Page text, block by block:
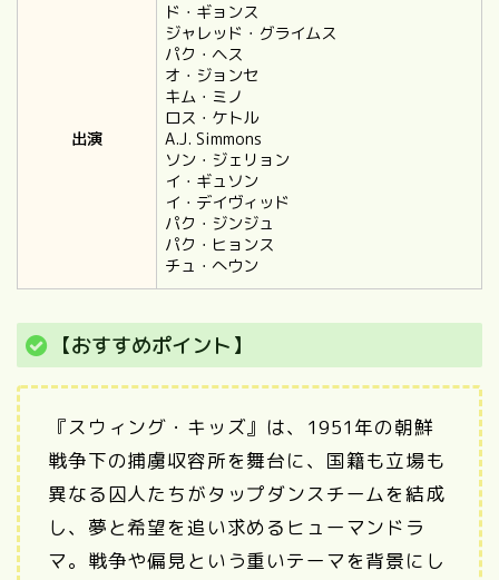
出演
ド・ギョンス
ジャレッド・グライムス
パク・ヘス
オ・ジョンセ
キム・ミノ
ロス・ケトル
A.J. Simmons
ソン・ジェリョン
イ・ギュソン
イ・デイヴィッド
パク・ジンジュ
パク・ヒョンス
チュ・へウン
【おすすめポイント】
『スウィング・キッズ』は、1951年の朝鮮
戦争下の捕虜収容所を舞台に、国籍も立場も
異なる囚人たちがタップダンスチームを結成
し、夢と希望を追い求めるヒューマンドラ
マ。戦争や偏見という重いテーマを背景にし